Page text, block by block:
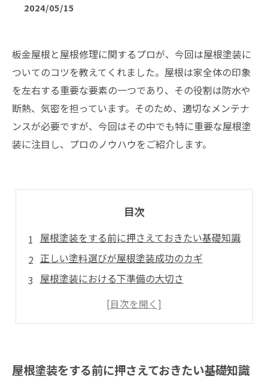
2024/05/15
板金屋根と屋根修理に関するプロが、今回は屋根塗装に
ついてのコツを教えてくれました。屋根は家全体の印象
を左右する重要な要素の一つであり、その役割は防水や
断熱、気密を担っています。そのため、適切なメンテナ
ンスが必要ですが、今回はその中でも特に重要な屋根塗
装に注目し、プロのノウハウをご紹介します。
目次
屋根塗装をする前に押さえておきたい基礎知識
正しい塗料選びが屋根塗装成功のカギ
屋根塗装における下準備の大切さ
失敗しない屋根塗装の方法とは？
屋根塗装をする前に押さえておきたい基礎知識